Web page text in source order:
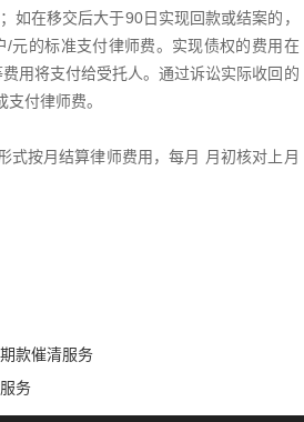
如在移交后大于90日实现回款或结案的，
/元的标准支付律师费。实现债权的费用在
用将支付给受托人。通过诉讼实际收回的
付律师费。
式按月结算律师费用，每月 月初核对上月
款催清服务
务